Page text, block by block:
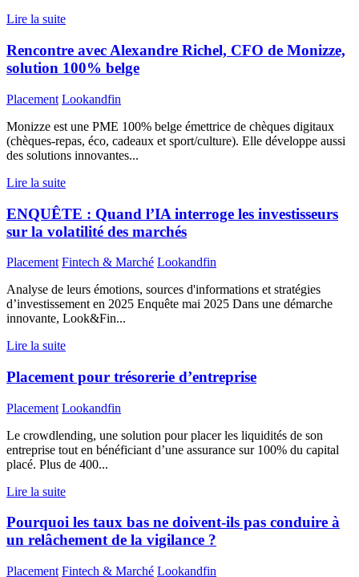
Lire la suite
Rencontre avec Alexandre Richel, CFO de Monizze,
solution 100% belge
Placement Lookandfin
Monizze est une PME 100% belge émettrice de chèques digitaux
(chèques-repas, éco, cadeaux et sport/culture). Elle développe aussi
des solutions innovantes...
Lire la suite
ENQUÊTE : Quand l’IA interroge les investisseurs
sur la volatilité des marchés
Placement Fintech & Marché Lookandfin
Analyse de leurs émotions, sources d'informations et stratégies
d’investissement en 2025 Enquête mai 2025 Dans une démarche
innovante, Look&Fin...
Lire la suite
Placement pour trésorerie d’entreprise
Placement Lookandfin
Le crowdlending, une solution pour placer les liquidités de son
entreprise tout en bénéficiant d’une assurance sur 100% du capital
placé. Plus de 400...
Lire la suite
Pourquoi les taux bas ne doivent-ils pas conduire à
un relâchement de la vigilance ?
Placement Fintech & Marché Lookandfin